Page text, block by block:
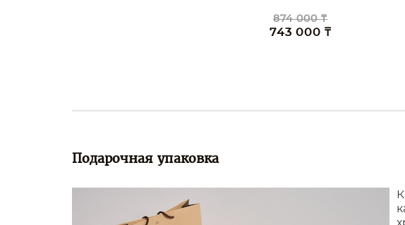
874 000 ₸
743 000 ₸
Подарочная упаковка